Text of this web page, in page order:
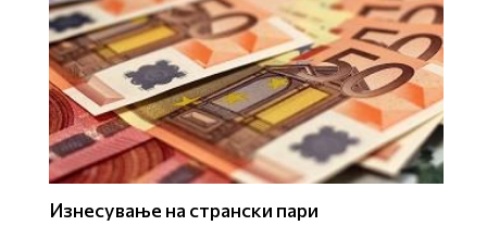
Изнесување на странски пари